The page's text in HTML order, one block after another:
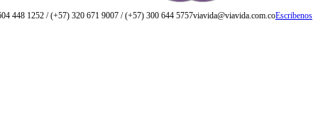
448 1252 / (+57) 320 671 9007 / (+57) 300 644 5757viavida@viavida.com.coEscribenos